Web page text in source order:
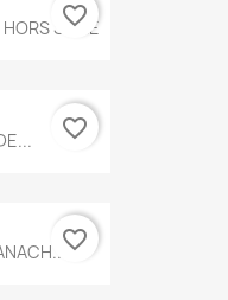
SERIE
favorite_border
favorite_border
favorite_border